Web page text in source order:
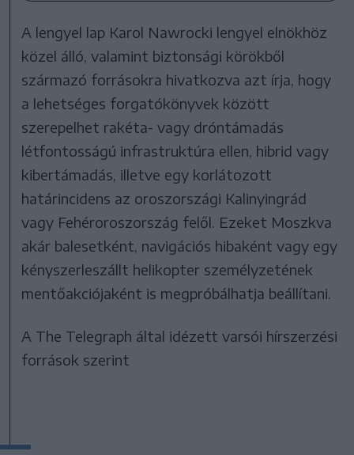
A lengyel lap Karol Nawrocki lengyel elnökhöz
közel álló, valamint biztonsági körökből
származó forrásokra hivatkozva azt írja, hogy
a lehetséges forgatókönyvek között
szerepelhet rakéta- vagy dróntámadás
létfontosságú infrastruktúra ellen, hibrid vagy
kibertámadás, illetve egy korlátozott
határincidens az oroszországi Kalinyingrád
vagy Fehéroroszország felől. Ezeket Moszkva
akár balesetként, navigációs hibaként vagy egy
kényszerleszállt helikopter személyzetének
mentőakciójaként is megpróbálhatja beállítani.
A The Telegraph által idézett varsói hírszerzési
források szerint